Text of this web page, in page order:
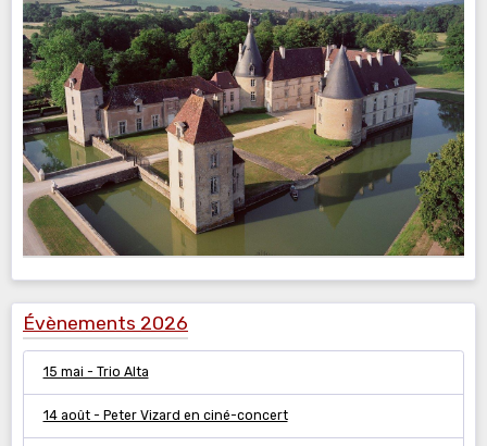
Évènements 2026
15 mai - Trio Alta
14 août - Peter Vizard en ciné-concert